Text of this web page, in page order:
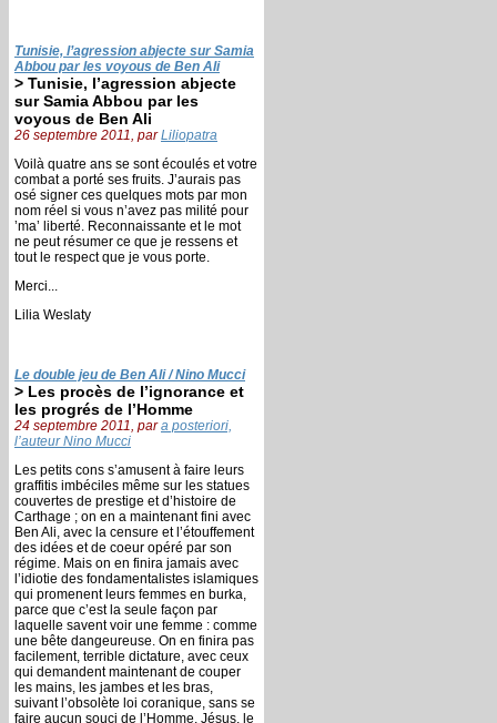
Tunisie, l’agression abjecte sur Samia
Abbou par les voyous de Ben Ali
> Tunisie, l’agression abjecte
sur Samia Abbou par les
voyous de Ben Ali
26 septembre 2011, parLiliopatra
Voilà quatre ans se sont écoulés et votre
combat a porté ses fruits. J’aurais pas
osé signer ces quelques mots par mon
nom réel si vous n’avez pas milité pour
’ma’ liberté. Reconnaissante et le mot
ne peut résumer ce que je ressens et
tout le respect que je vous porte.
Merci...
Lilia Weslaty
Le double jeu de Ben Ali / Nino Mucci
> Les procès de l’ignorance et
les progrés de l’Homme
24 septembre 2011, para posteriori,
l’auteur Nino Mucci
Les petits cons s’amusent à faire leurs
graffitis imbéciles même sur les statues
couvertes de prestige et d’histoire de
Carthage ; on en a maintenant fini avec
Ben Ali, avec la censure et l’étouffement
des idées et de coeur opéré par son
régime. Mais on en finira jamais avec
l’idiotie des fondamentalistes islamiques
qui promenent leurs femmes en burka,
parce que c’est la seule façon par
laquelle savent voir une femme : comme
une bête dangeureuse. On en finira pas
facilement, terrible dictature, avec ceux
qui demandent maintenant de couper
les mains, les jambes et les bras,
suivant l’obsolète loi coranique, sans se
faire aucun souci de l’Homme. Jésus, le